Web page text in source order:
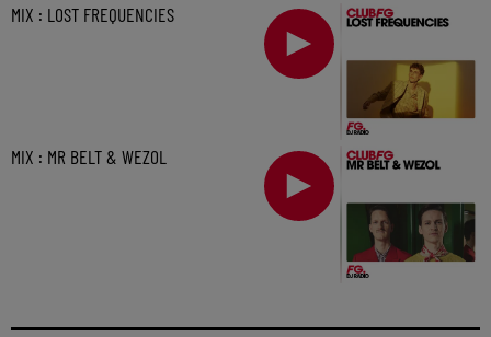
MIX : LOST FREQUENCIES
MIX : MR BELT & WEZOL